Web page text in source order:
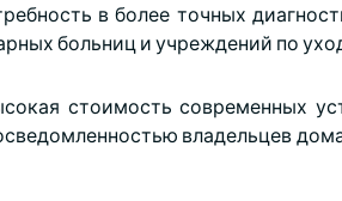
в более точных
больниц и учреждений по
стоимость современных
владельцев